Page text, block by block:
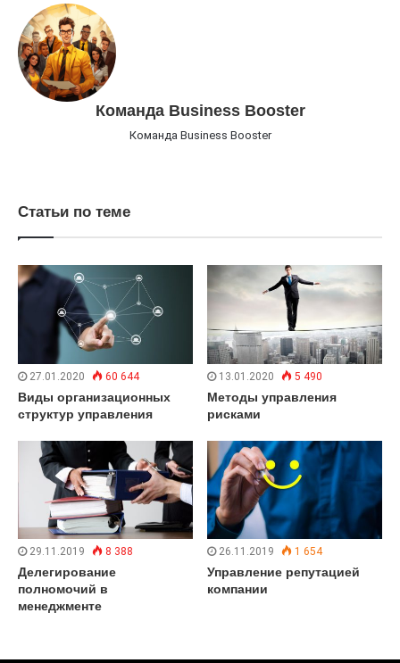
Команда Business Booster
Команда Business Booster
Статьи по теме
27.01.2020 60 644
Виды организационных
структур управления
13.01.2020 5 490
Методы управления
рисками
29.11.2019 8 388
Делегирование
полномочий в
менеджменте
26.11.2019 1 654
Управление репутацией
компании